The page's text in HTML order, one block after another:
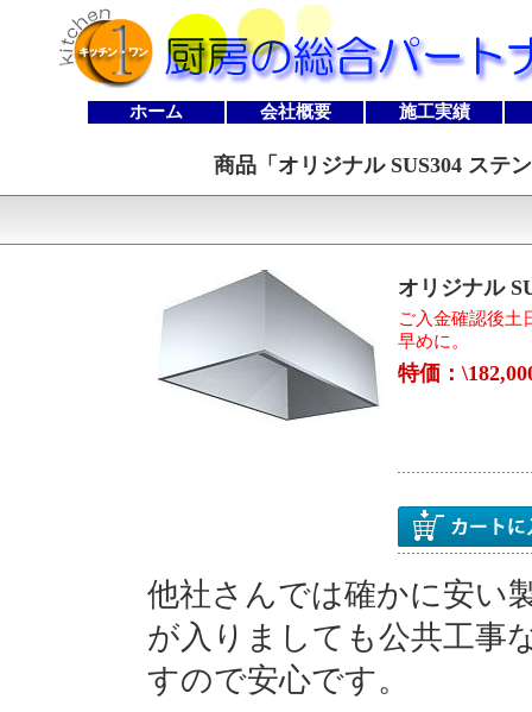
ホーム 会社概要 施工実績
商品「 オリジナル SUS304 ス
オリジナル
ご入金確認後土
早めに。
特価：
他社さんでは確かに安い
が入りましても公共工事
すので安心です。